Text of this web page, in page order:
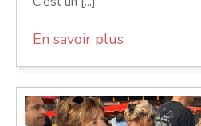
En savoir plus